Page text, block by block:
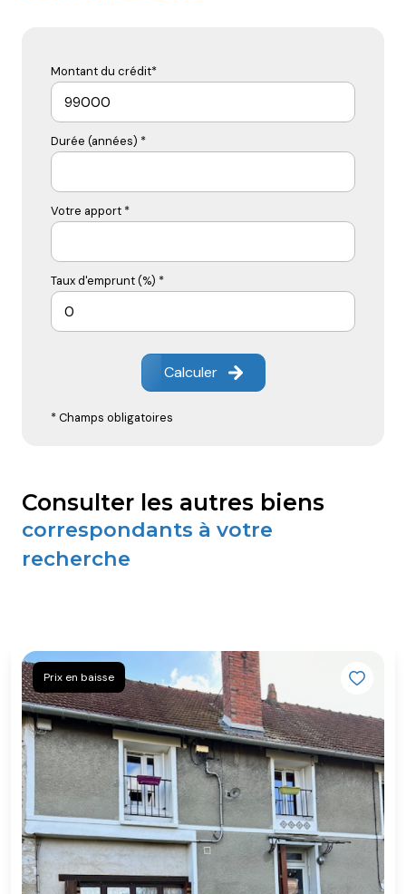
Montant du crédit*
Durée (années) *
Votre apport *
Taux d'emprunt (%) *
Calculer
* Champs obligatoires
consulter les autres biens
correspondants à votre
recherche
Prix en baisse